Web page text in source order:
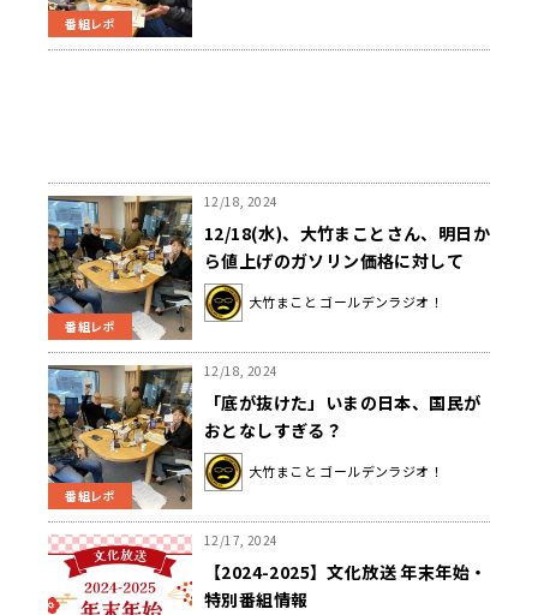
番組レポ
番組レポ
12/18, 2024
12/18(水)、大竹まことさん、明日か
ら値上げのガソリン価格に対して
「腹立たしい！」と怒りをあらわ
に！
大竹まこと ゴールデンラジオ！
番組レポ
12/18, 2024
「底が抜けた」いまの日本、国民が
おとなしすぎる？
大竹まこと ゴールデンラジオ！
12/17, 2024
【2024-2025】文化放送 年末年始・
特別番組情報